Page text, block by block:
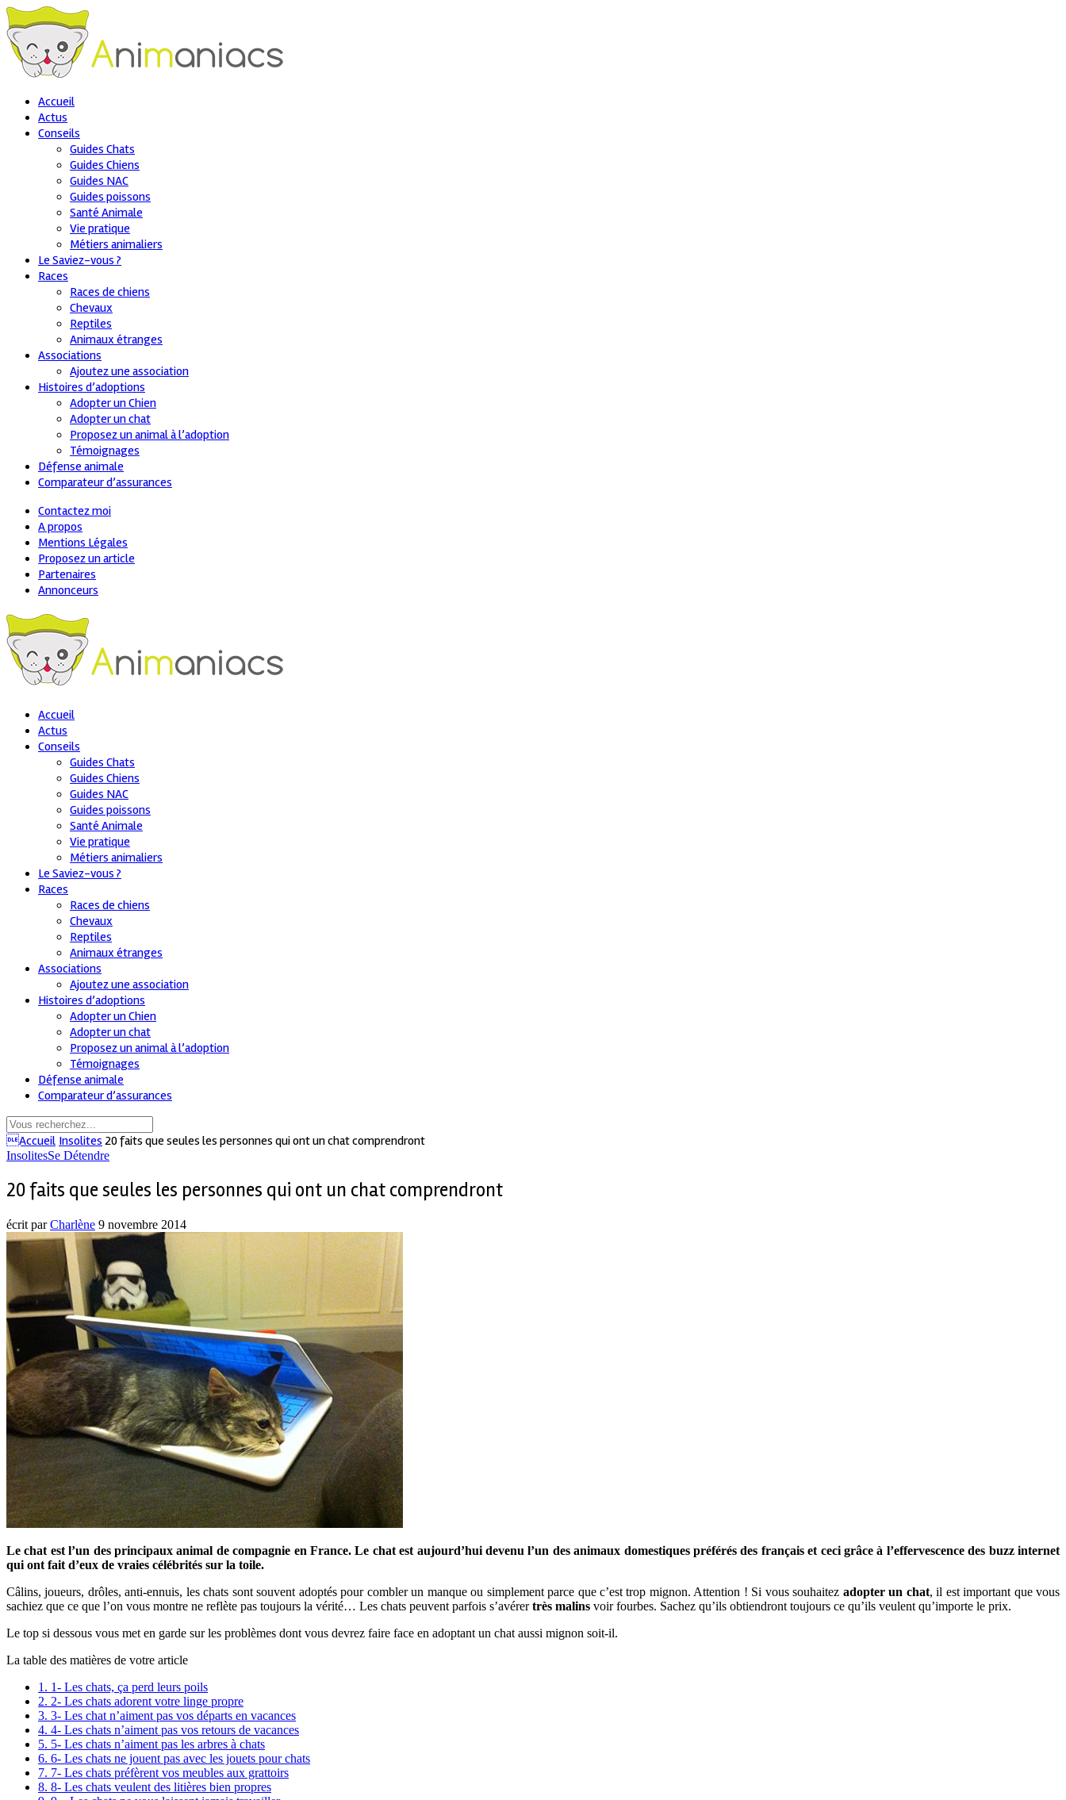
Accueil
Actus
Conseils
Guides Chats
Guides Chiens
Guides NAC
Guides poissons
Santé Animale
Vie pratique
Métiers animaliers
Le Saviez-vous ?
Races
Races de chiens
Chevaux
Reptiles
Animaux étranges
Associations
Ajoutez une association
Histoires d’adoptions
Adopter un Chien
Adopter un chat
Proposez un animal à l’adoption
Témoignages
Défense animale
Comparateur d’assurances
Contactez moi
A propos
Mentions Légales
Proposez un article
Partenaires
Annonceurs
Accueil
Actus
Conseils
Guides Chats
Guides Chiens
Guides NAC
Guides poissons
Santé Animale
Vie pratique
Métiers animaliers
Le Saviez-vous ?
Races
Races de chiens
Chevaux
Reptiles
Animaux étranges
Associations
Ajoutez une association
Histoires d’adoptions
Adopter un Chien
Adopter un chat
Proposez un animal à l’adoption
Témoignages
Défense animale
Comparateur d’assurances
Accueil Insolites 20 faits que seules les personnes qui ont un chat comprendront
InsolitesSe Détendre
20 faits que seules les personnes qui ont un chat comprendront
écrit parCharlène 9 novembre 2014
Le chat est l’un des principaux animal de compagnie en France. Le chat est aujourd’hui devenu l’un des animaux domestiques préférés des français et ceci grâce à l’effervescence des buzz internet
qui ont fait d’eux de vraies célébrités sur la toile.
Câlins, joueurs, drôles, anti-ennuis, les chats sont souvent adoptés pour combler un manque ou simplement parce que c’est trop mignon. Attention ! Si vous souhaitez adopter un chat, il est important que vous
sachiez que ce que l’on vous montre ne reflète pas toujours la vérité… Les chats peuvent parfois s’avérertrès malins voir fourbes. Sachez qu’ils obtiendront toujours ce qu’ils veulent qu’importe le prix.
Le top si dessous vous met en garde sur les problèmes dont vous devrez faire face en adoptant un chat aussi mignon soit-il.
La table des matières de votre article
1. 1- Les chats, ça perd leurs poils
2. 2- Les chats adorent votre linge propre
3. 3- Les chat n’aiment pas vos départs en vacances
4. 4- Les chats n’aiment pas vos retours de vacances
5. 5- Les chats n’aiment pas les arbres à chats
6. 6- Les chats ne jouent pas avec les jouets pour chats
7. 7- Les chats préfèrent vos meubles aux grattoirs
8. 8- Les chats veulent des litières bien propres